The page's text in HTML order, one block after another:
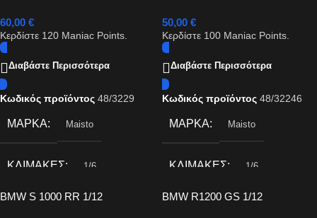
60,00 €
Κερδίστε 120 Maniac Points.
Διαβάστε Περισσότερα
Κωδικός προϊόντος 48/3229
ΜΆΡΚΑ Maisto
ΚΛΊΜΑΚΕΣ 1/6
50,00 €
Κερδίστε 100 Maniac Points.
Διαβάστε Περισσότερα
Κωδικός προϊόντος 48/32246
ΜΆΡΚΑ Maisto
ΚΛΊΜΑΚΕΣ 1/6
BMW S 1000 RR 1/12 BMW R1200 GS 1/12